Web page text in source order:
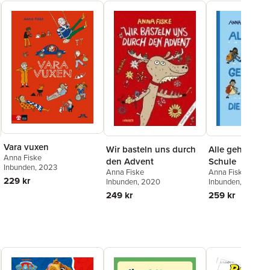
Vara vuxen
Anna Fiske
Inbunden, 2023
229 kr
Wir basteln uns durch
den Advent
Anna Fiske
Inbunden, 2020
249 kr
Alle gehen in
Schule
Anna Fiske
Inbunden, 2021
259 kr